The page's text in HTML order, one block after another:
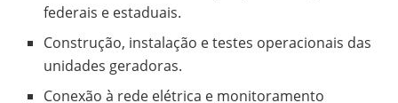
federais e estaduais.
Construção, instalação e testes operacionais das
unidades geradoras.
Conexão à rede elétrica e monitoramento